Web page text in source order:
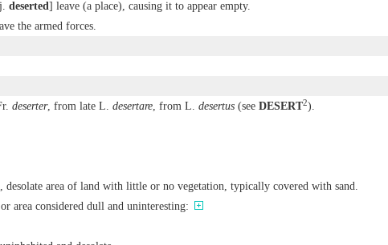
deserted ] leave (a place), causing it to appear empty.
the armed forces.
deserter, from late L. desertare, from L. desertus(see DESERT2).
desolate area of land with little or no vegetation, typically covered with sand.
area considered dull and uninteresting: